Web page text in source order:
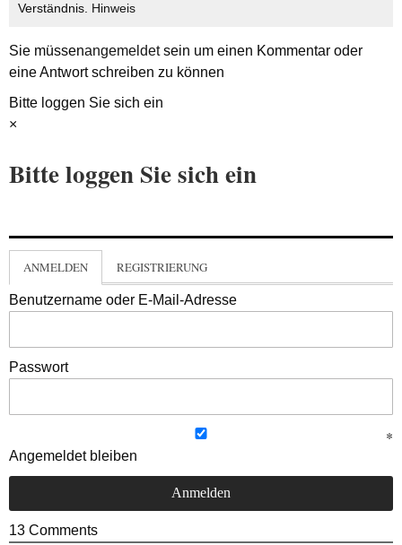
Verständnis. Hinweis
Sie müssenangemeldetsein um einen Kommentar oder
eine Antwort schreiben zu können
Bitte loggen Sie sich ein
×
Bitte loggen Sie sich ein
ANMELDEN REGISTRIERUNG
Benutzername oder E-Mail-Adresse
Passwort
Angemeldet bleiben
13 Comments